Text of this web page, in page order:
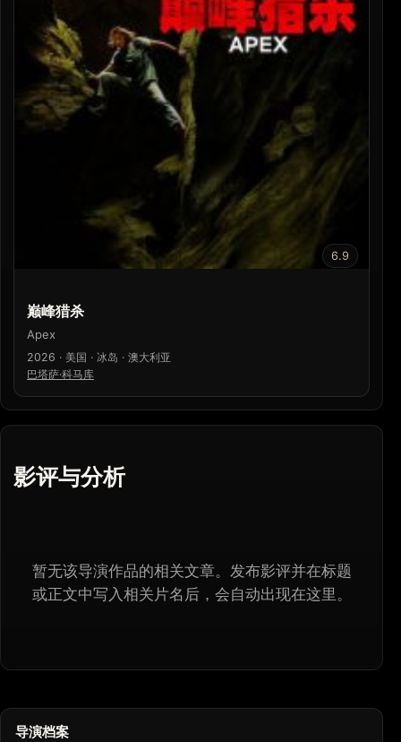
6.9
巅峰猎杀
Apex
2026 · 美国 · 冰岛 · 澳大利亚
巴塔萨·科马库
影评与分析
暂无该导演作品的相关文章。发布影评并在标题
或正文中写入相关片名后，会自动出现在这里。
导演档案